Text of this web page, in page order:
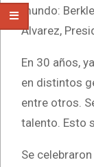
mundo:
Álvarez,
En 30 años,
en distintos
entre otros.
talento. Esto
Se